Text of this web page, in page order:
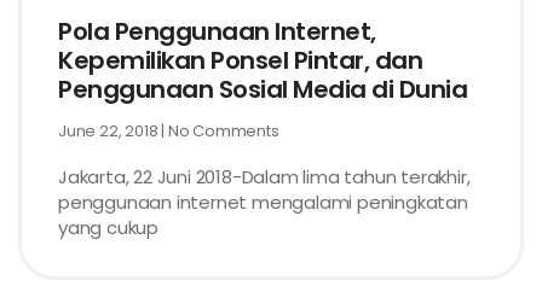
Pola Penggunaan Internet,
Kepemilikan Ponsel Pintar, dan
Penggunaan Sosial Media di Dunia
June 22, 2018 No Comments
Jakarta, 22 Juni 2018-Dalam lima tahun terakhir,
penggunaan internet mengalami peningkatan
yang cukup